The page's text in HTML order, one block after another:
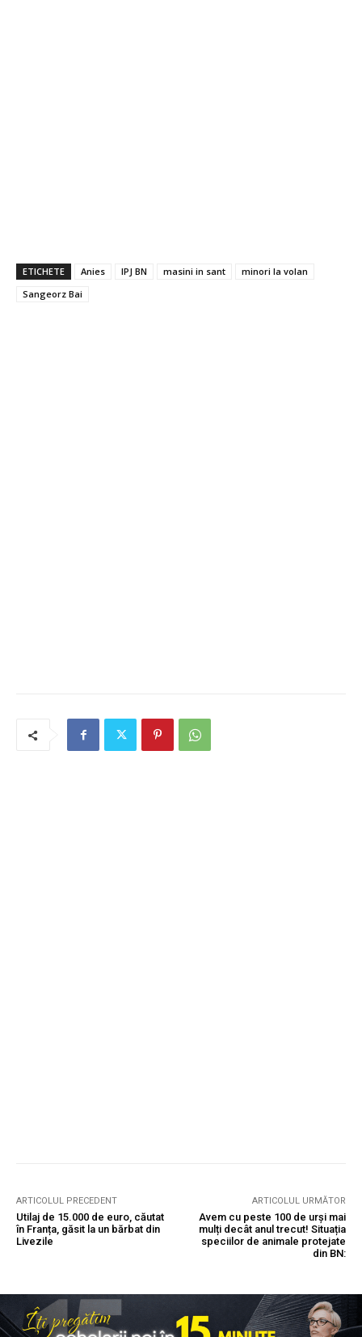
ETICHETE Anies IPJ BN masini in sant
minori la volan
Sangeorz Bai
ARTICOLUL PRECEDENT
Utilaj de 15.000 de euro, căutat
în Franța, găsit la un bărbat din
Livezile
ARTICOLUL URMĂTOR
Avem cu peste 100 de urși mai
mulți decât anul trecut! Situația
speciilor de animale protejate
din BN: